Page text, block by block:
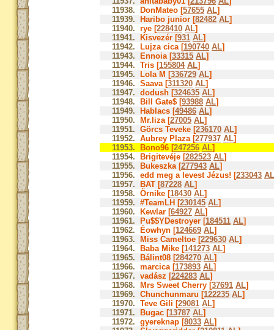
11938.
DonMateo [57655 AL]
11939.
Haribo junior [82482 AL]
11940. rye [228410 AL]
11941.
Kisvezér [931 AL]
11942.
Lujza cica [190740 AL]
11943.
Ennoia [33315 AL]
11944. Tris [155804 AL]
11945.
Lola M [336729 AL]
11946. Saava [311320 AL]
11947. dodush [324635 AL]
11948.
Bill Gate$ [93988 AL]
11949.
Hablacs [49486 AL]
11950.
Mr.liza [27005 AL]
11951. Görcs Teveke [236170 AL]
11952. Aubrey Plaza [277937 AL]
11953.
Bono96 [247256 AL]
11954.
Brigitevéje [282523 AL]
11955.
Bukeszka [277943 AL]
11956. edd meg a levest Jézus! [233043 AL
11957.
BAT [87228 AL]
11958. Örnike [18430 AL]
11959. #TeamLH [230145 AL]
11960.
Kewlar [64927 AL]
11961.
Pu$$YDestroyer [184511 AL]
11962.
Éowhyn [124669 AL]
11963.
Miss Cameltoe [229630 AL]
11964.
Baba Mike [141273 AL]
11965.
Bálint08 [284270 AL]
11966. marcica [173893 AL]
11967. vadász [224283 AL]
11968.
Mrs Sweet Cherry [37691 AL]
11969. Chunchunmaru [122235 AL]
11970. Teve Gili [29081 AL]
11971.
Bugac [13787 AL]
11972. gyereknap [8033 AL]